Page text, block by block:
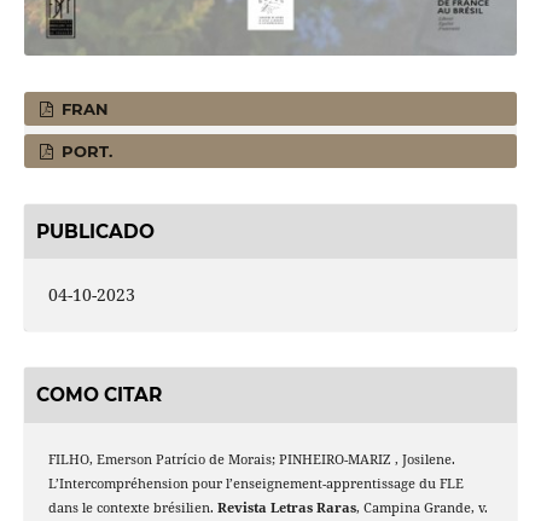
FRAN
PORT.
PUBLICADO
04-10-2023
COMO CITAR
FILHO, Emerson Patrício de Morais; PINHEIRO-MARIZ , Josilene.
L’Intercompréhension pour l’enseignement-apprentissage du FLE
dans le contexte brésilien. Revista Letras Raras, Campina Grande, v.